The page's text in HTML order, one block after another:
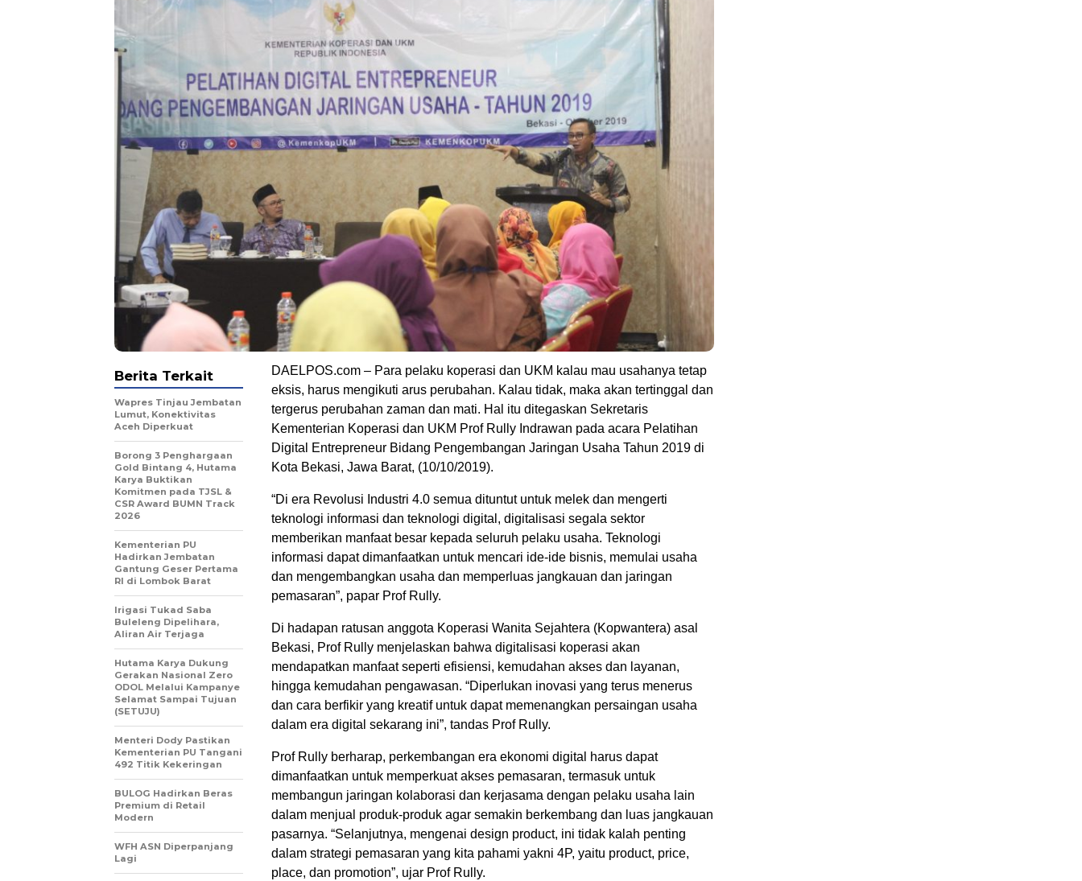
DAELPOS.com – Para pelaku koperasi dan UKM kalau mau usahanya tetap
eksis, harus mengikuti arus perubahan. Kalau tidak, maka akan tertinggal dan
tergerus perubahan zaman dan mati. Hal itu ditegaskan Sekretaris
Kementerian Koperasi dan UKM Prof Rully Indrawan pada acara Pelatihan
Digital Entrepreneur Bidang Pengembangan Jaringan Usaha Tahun 2019 di
Kota Bekasi, Jawa Barat, (10/10/2019).
“Di era Revolusi Industri 4.0 semua dituntut untuk melek dan mengerti
teknologi informasi dan teknologi digital, digitalisasi segala sektor
memberikan manfaat besar kepada seluruh pelaku usaha. Teknologi
informasi dapat dimanfaatkan untuk mencari ide-ide bisnis, memulai usaha
dan mengembangkan usaha dan memperluas jangkauan dan jaringan
pemasaran”, papar Prof Rully.
Di hadapan ratusan anggota Koperasi Wanita Sejahtera (Kopwantera) asal
Bekasi, Prof Rully menjelaskan bahwa digitalisasi koperasi akan
mendapatkan manfaat seperti efisiensi, kemudahan akses dan layanan,
hingga kemudahan pengawasan. “Diperlukan inovasi yang terus menerus
dan cara berfikir yang kreatif untuk dapat memenangkan persaingan usaha
dalam era digital sekarang ini”, tandas Prof Rully.
Prof Rully berharap, perkembangan era ekonomi digital harus dapat
dimanfaatkan untuk memperkuat akses pemasaran, termasuk untuk
membangun jaringan kolaborasi dan kerjasama dengan pelaku usaha lain
dalam menjual produk-produk agar semakin berkembang dan luas jangkauan
pasarnya. “Selanjutnya, mengenai design product, ini tidak kalah penting
dalam strategi pemasaran yang kita pahami yakni 4P, yaitu product, price,
place, dan promotion”, ujar Prof Rully.
Berita Terkait
Wapres Tinjau Jembatan
Lumut, Konektivitas
Aceh Diperkuat
Borong 3 Penghargaan
Gold Bintang 4, Hutama
Karya Buktikan
Komitmen pada TJSL &
CSR Award BUMN Track
2026
Kementerian PU
Hadirkan Jembatan
Gantung Geser Pertama
RI di Lombok Barat
Irigasi Tukad Saba
Buleleng Dipelihara,
Aliran Air Terjaga
Hutama Karya Dukung
Gerakan Nasional Zero
ODOL Melalui Kampanye
Selamat Sampai Tujuan
(SETUJU)
Menteri Dody Pastikan
Kementerian PU Tangani
492 Titik Kekeringan
BULOG Hadirkan Beras
Premium di Retail
Modern
WFH ASN Diperpanjang
Lagi